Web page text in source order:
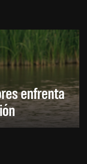
enfrenta